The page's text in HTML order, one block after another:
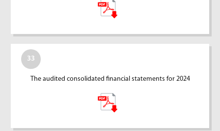
33
The audited consolidated financial statements for 2024